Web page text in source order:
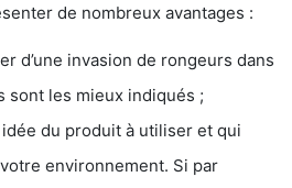
de nombreux avantages :
d’une invasion de rongeurs dans
sont les mieux indiqués ;
du produit à utiliser et qui
environnement. Si par